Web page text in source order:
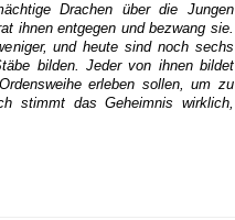
Drachen über die Jungen
ihnen entgegen und bezwang sie.
und heute sind noch sechs
bilden. Jeder von ihnen bildet
erleben sollen, um zu
stimmt das Geheimnis wirklich,